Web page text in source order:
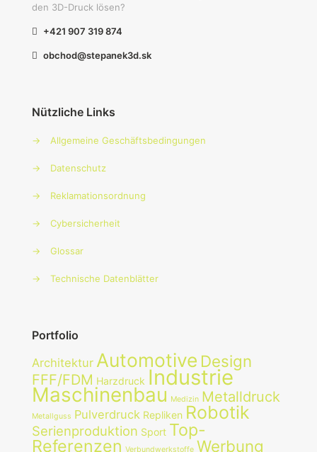
den 3D-Druck lösen?
+421 907 319 874
obchod@stepanek3d.sk
Nützliche Links
→ Allgemeine Geschäftsbedingungen
→ Datenschutz
→ Reklamationsordnung
→ Cybersicherheit
→ Glossar
→ Technische Datenblätter
Portfolio
Architektur Automotive Design
FFF/FDM Harzdruck Industrie
Maschinenbau Medizin Metalldruck
Metallguss Pulverdruck Repliken Robotik
Serienproduktion Sport Top-
Referenzen Verbundwerkstoffe Werbung